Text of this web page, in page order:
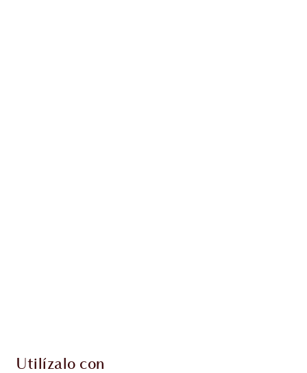
Utilízalo con